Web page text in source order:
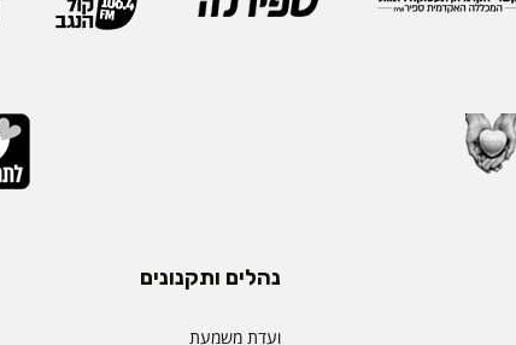
נהלים ותקנונים
ועדת משמעת